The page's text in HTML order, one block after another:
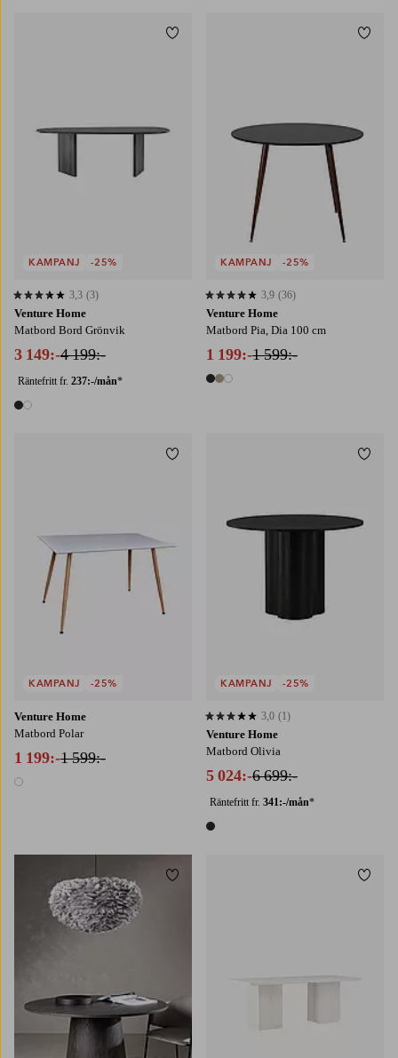
Venture Home
Matbord Bord Grönvik
3 149:-4 199:-
Räntefritt fr. 237:-/mån*
2 färger
3,3 baserat på 3 st betyg
3,3 (3)
KAMPANJ -25%
Lägg till i favoriter
Venture Home
Matbord Pia, Dia 100 cm
1 199:-1 599:-
3 färger
3,9 baserat på 36 st betyg
3,9 (36)
KAMPANJ -25%
Venture Home
Matbord Polar
1 199:-1 599:-
1 färg
KAMPANJ -25%
Lägg till i favoriter
Venture Home
Matbord Olivia
5 024:-6 699:-
Räntefritt fr. 341:-/mån*
1 färg
3,0 baserat på 1 st betyg
3,0 (1)
KAMPANJ -25%
Lägg till i favoriter